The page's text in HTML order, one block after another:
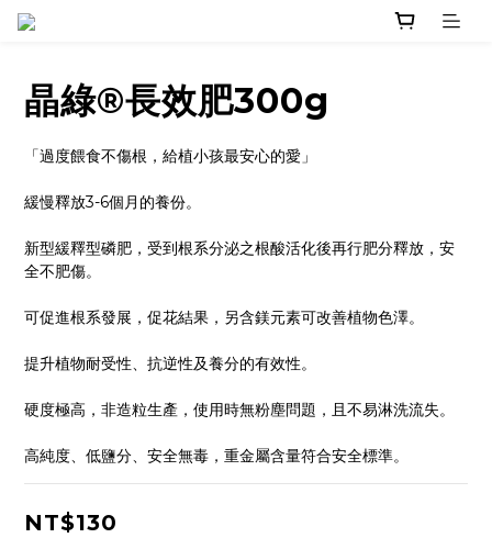
晶綠®長效肥300g
「過度餵食不傷根，給植小孩最安心的愛」
緩慢釋放3-6個月的養份。
新型緩釋型磷肥，受到根系分泌之根酸活化後再行肥分釋放，安
全不肥傷。
可促進根系發展，促花結果，另含鎂元素可改善植物色澤。
提升植物耐受性、抗逆性及養分的有效性。
硬度極高，非造粒生產，使用時無粉塵問題，且不易淋洗流失。
高純度、低鹽分、安全無毒，重金屬含量符合安全標準。
NT$130